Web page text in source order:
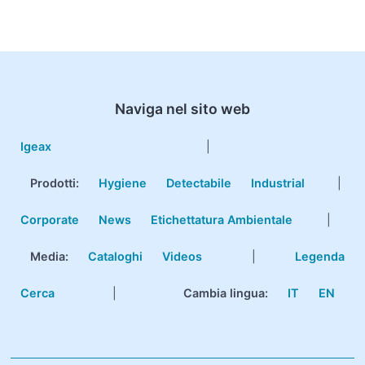
Naviga nel sito web
Igeax
Prodotti: Hygiene Detectabile Industrial
Corporate News Etichettatura Ambientale
Media: Cataloghi Videos Legenda
Cerca Cambia lingua: IT EN